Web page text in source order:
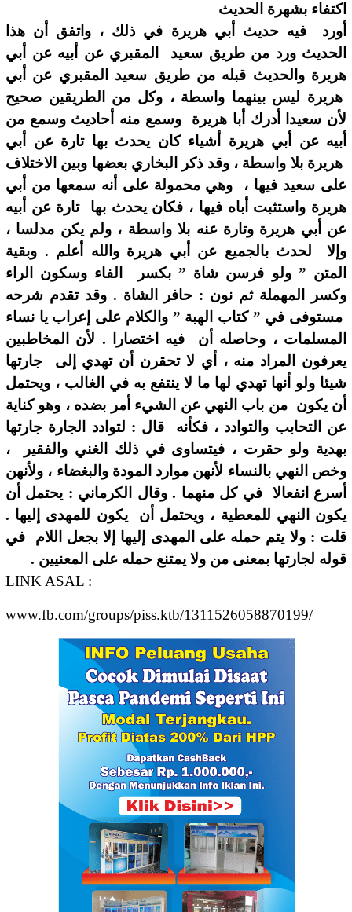
اكتفاء بشهرة الحديث
أورد فيه حديث أبي هريرة في ذلك ، واتفق أن هذا
الحديث ورد من طريق سعيد المقبري عن أبيه عن أبي
هريرة والحديث قبله من طريق سعيد المقبري عن أبي
هريرة ليس بينهما واسطة ، وكل من الطريقين صحيح
لأن سعيدا أدرك أبا هريرة وسمع منه أحاديث وسمع من
أبيه عن أبي هريرة أشياء كان يحدث بها تارة عن أبي
هريرة بلا واسطة ، وقد ذكر البخاري بعضها وبين الاختلاف
على سعيد فيها ، وهي محمولة على أنه سمعها من أبي
هريرة واستثبت أباه فيها ، فكان يحدث بها تارة عن أبيه
عن أبي هريرة وتارة عنه بلا واسطة ، ولم يكن مدلسا ،
وإلا لحدث بالجميع عن أبي هريرة والله أعلم . وبقية
المتن ” ولو فرسن شاة ” بكسر الفاء وسكون الراء
وكسر المهملة ثم نون : حافر الشاة . وقد تقدم شرحه
مستوفى في ” كتاب الهبة ” والكلام على إعراب يا نساء
المسلمات ، وحاصله أن فيه اختصارا . لأن المخاطبين
يعرفون المراد منه ، أي لا تحقرن أن تهدي إلى جارتها
شيئا ولو أنها تهدي لها ما لا ينتفع به في الغالب ، ويحتمل
أن يكون من باب النهي عن الشيء أمر بضده ، وهو كناية
عن التحابب والتوادد ، فكأنه قال : لتوادد الجارة جارتها
بهدية ولو حقرت ، فيتساوى في ذلك الغني والفقير ،
وخص النهي بالنساء لأنهن موارد المودة والبغضاء ، ولأنهن
أسرع انفعالا في كل منهما . وقال الكرماني : يحتمل أن
يكون النهي للمعطية ، ويحتمل أن يكون للمهدى إليها .
قلت : ولا يتم حمله على المهدى إليها إلا بجعل اللام في
قوله لجارتها بمعنى من ولا يمتنع حمله على المعنيين .
LINK ASAL :
www.fb.com/groups/piss.ktb/1311526058870199/